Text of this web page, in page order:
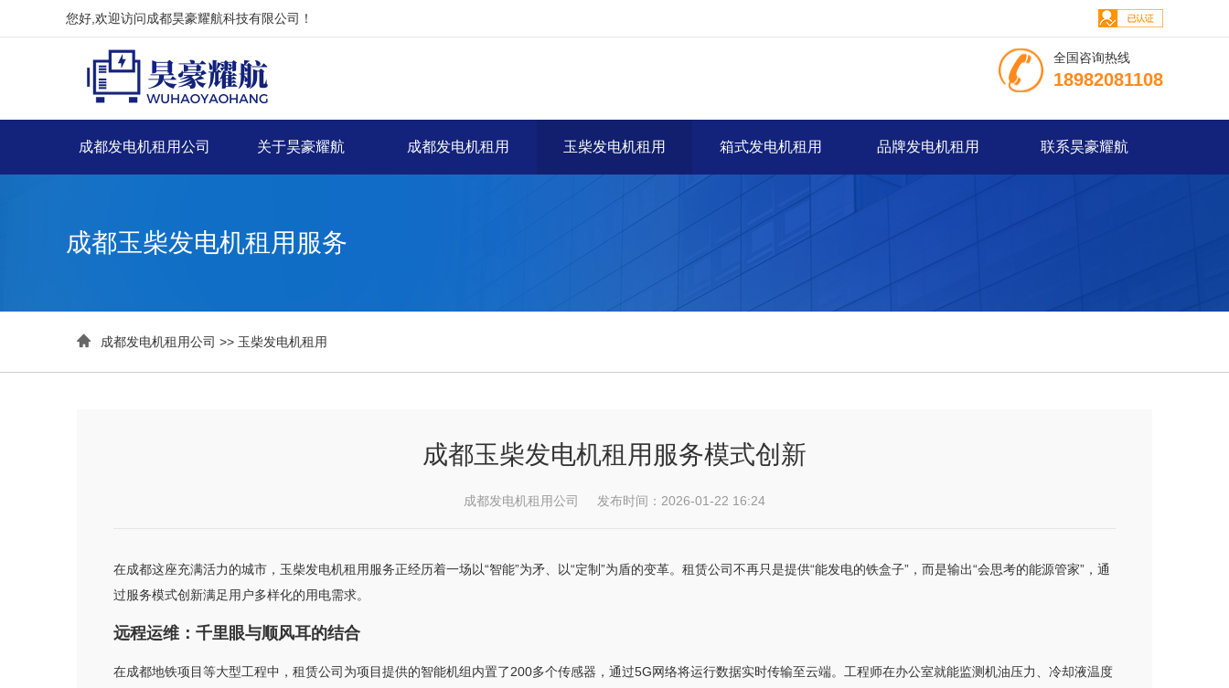
您好,欢迎访问成都昊豪耀航科技有限公司！
全国咨询热线
18982081108
成都发电机租用公司 关于昊豪耀航 成都发电机租用 玉柴发电机租用 箱式发电机租用 品牌发电机租用 联系昊豪耀航
成都玉柴发电机租用服务
 成都发电机租用公司 >> 玉柴发电机租用
成都玉柴发电机租用服务模式创新
成都发电机租用公司 发布时间：2026-01-22 16:24
在成都这座充满活力的城市，玉柴发电机租用服务正经历着一场以“智能”为矛、以“定制”为盾的变革。租赁公司不再只是提供“能发电的铁盒子”，而是输出“会思考的能源管家”，通
过服务模式创新满足用户多样化的用电需求。
远程运维：千里眼与顺风耳的结合
在成都地铁项目等大型工程中，租赁公司为项目提供的智能机组内置了200多个传感器，通过5G网络将运行数据实时传输至云端。工程师在办公室就能监测机油压力、冷却液温度